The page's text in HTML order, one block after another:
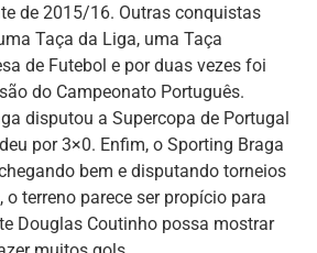
de 2015/16. Outras conquistas
Taça da Liga, uma Taça
de Futebol e por duas vezes foi
do Campeonato Português.
disputou a Supercopa de Portugal
por 3×0. Enfim, o Sporting Braga
bem e disputando torneios
terreno parece ser propício para
Douglas Coutinho possa mostrar